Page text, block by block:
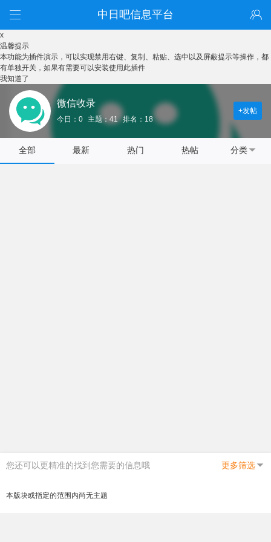
中日吧信息平台
x
温馨提示
本功能为插件演示，可以实现禁用右键、复制、粘贴、选中以及屏蔽提示等操作，都
有单独开关，如果有需要可以安装使用此插件
我知道了
微信收录
今日：0 主题：41 排名：18
+发帖
全部 最新 热门 热帖 分类
您还可以更精准的找到您需要的信息哦 更多筛选
本版块或指定的范围内尚无主题